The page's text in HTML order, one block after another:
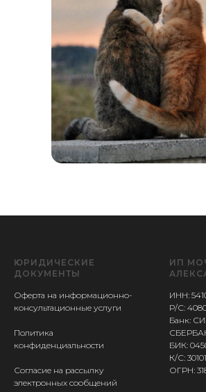
ЮРИДИЧЕСКИЕ
ДОКУМЕНТЫ
Оферта на информационно-
консультационные услуги
Политика
конфиденциальности
Согласие на рассылку
электронных сообщений
ИП
ИНН:
Р/С:
Банк:
БИК:
К/С:
ОГРН: